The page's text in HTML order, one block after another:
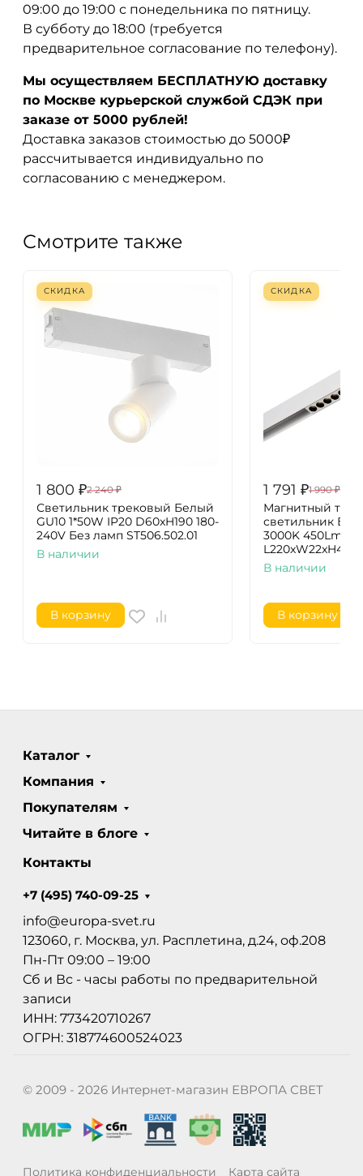
09:00 до 19:00 с понедельника по пятницу.
В субботу до 18:00 (требуется
предварительное согласование по телефону).
Мы осуществляем БЕСПЛАТНУЮ доставку
по Москве курьерской службой СДЭК при
заказе от 5000 рублей!
Доставка заказов стоимостью до 5000₽
рассчитывается индивидуально по
согласованию с менеджером.
Смотрите также
СКИДКА
1 800 ₽2 240 ₽
Светильник трековый Белый
GU10 1*50W IP20 D60xH190 180-
240V Без ламп ST506.502.01
В наличии
В корзину
СКИДКА
1 791 ₽1 990 ₽
Магнитный
светильник
3000K 450Lm
L220xW22xH44 4
В наличии
В корзину
Каталог
Компания
Покупателям
Читайте в блоге
Контакты
+7 (495) 740-09-25
info@europa-svet.ru
123060, г. Москва, ул. Расплетина, д.24, оф.208
Пн-Пт 09:00 – 19:00
Сб и Вс - часы работы по предварительной
записи
ИНН: 773420710267
ОГРН: 318774600524023
© 2009 - 2026 Интернет-магазин ЕВРОПА СВЕТ
Политика конфиденциальности Карта сайта